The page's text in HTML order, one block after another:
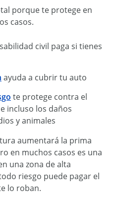
porque te protege en
casos.
civil paga si tienes
ayuda a cubrir tu auto
te protege contra el
incluso los daños
y animales
aumentará la prima
en muchos casos es una
una zona de alta
riesgo puede pagar el
lo roban.